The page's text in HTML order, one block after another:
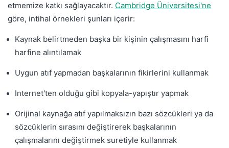
etmemize katkı sağlayacaktır. Cambridge Üniversitesi'ne
göre, intihal örnekleri şunları içerir:
Kaynak belirtmeden başka bir kişinin çalışmasını harfi
harfine alıntılamak
Uygun atıf yapmadan başkalarının fikirlerini kullanmak
Internet'ten olduğu gibi kopyala-yapıştır yapmak
Orijinal kaynağa atıf yapılmaksızın bazı sözcükleri ya da
sözcüklerin sırasını değiştirerek başkalarının
çalışmalarını değiştirmek suretiyle kullanmak